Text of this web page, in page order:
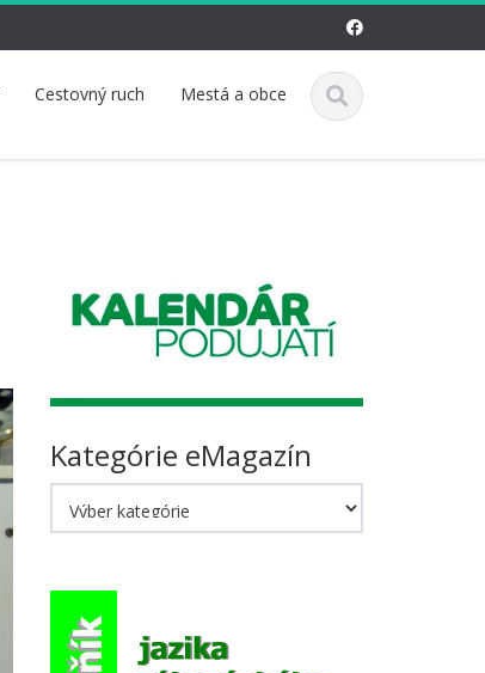
Cestovný ruch Mestá a obce
Kategórie eMagazín
eMagazín